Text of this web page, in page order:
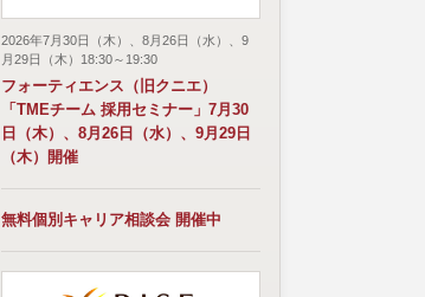
2026年7月30日（木）、8月26日（水）、9
月29日（木）18:30～19:30
フォーティエンス（旧クニエ）
「TMEチーム 採用セミナー」7月30
日（木）、8月26日（水）、9月29日
（木）開催
無料個別キャリア相談会 開催中